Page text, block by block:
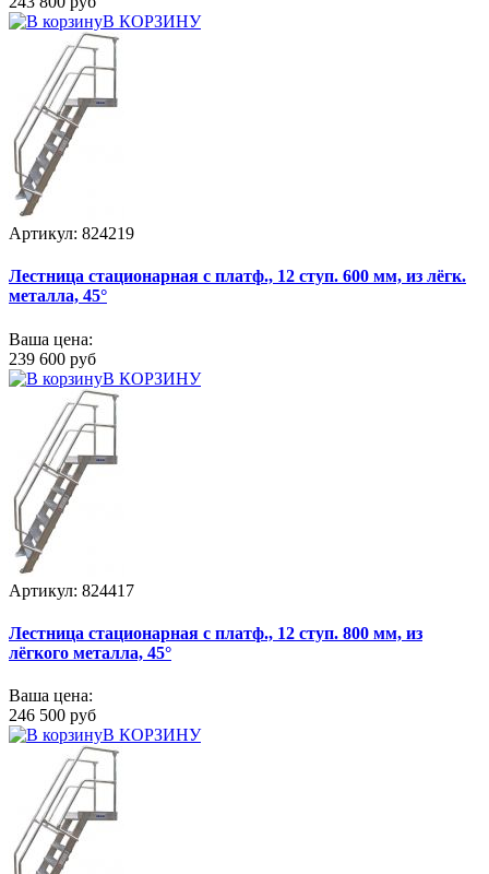
В КОРЗИНУ
Артикул: 824219
Лестница стационарная с платф., 12 ступ. 600 мм, из лёгк.
металла, 45°
Ваша цена:
239 600 руб
В КОРЗИНУ
Артикул: 824417
Лестница стационарная с платф., 12 ступ. 800 мм, из
лёгкого металла, 45°
Ваша цена:
246 500 руб
В КОРЗИНУ